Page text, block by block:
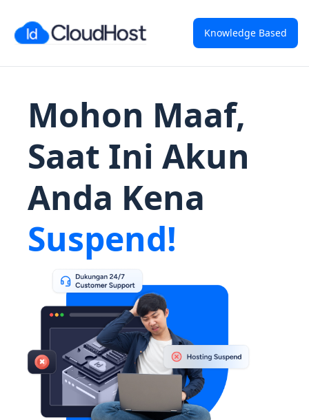
Knowledge Based
Mohon Maaf,
Saat Ini Akun
Anda Kena
Suspend!